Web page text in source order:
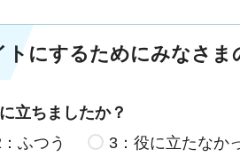
トにするためにみなさ
立ちましたか？
ふつう 3：役に立たなか